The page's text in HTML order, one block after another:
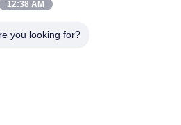
Under Vehicle
12:38 AM
you looking for?